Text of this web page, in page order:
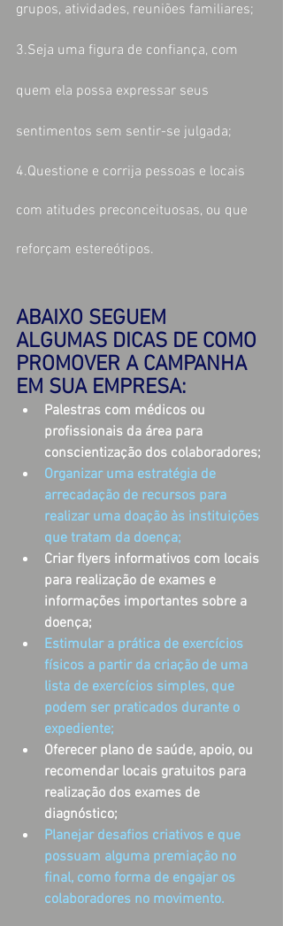
grupos, atividades, reuniões familiares;
3.Seja uma figura de confiança, com
quem ela possa expressar seus
sentimentos sem sentir-se julgada;
4.Questione e corrija pessoas e locais
com atitudes preconceituosas, ou que
reforçam estereótipos.
ABAIXO SEGUEM
ALGUMAS DICAS DE COMO
PROMOVER A CAMPANHA
EM SUA EMPRESA:
Palestras com médicos ou
profissionais da área para
conscientização dos colaboradores;
Organizar uma estratégia de
arrecadação de recursos para
realizar uma doação às instituições
que tratam da doença;
Criar flyers informativos com locais
para realização de exames e
informações importantes sobre a
doença;
Estimular a prática de exercícios
físicos a partir da criação de uma
lista de exercícios simples, que
podem ser praticados durante o
expediente;
Oferecer plano de saúde, apoio, ou
recomendar locais gratuitos para
realização dos exames de
diagnóstico;
Planejar desafios criativos e que
possuam alguma premiação no
final, como forma de engajar os
colaboradores no movimento.